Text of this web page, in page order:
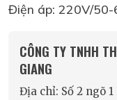
Điện áp: 220V/50-
CÔNG TY TNHH
GIANG
Địa chỉ: Số 2 ngõ